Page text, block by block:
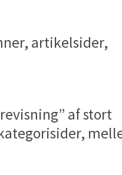
artikelsider,
af stort